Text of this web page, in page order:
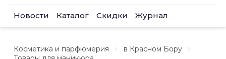
Новости Каталог Скидки Журнал
Косметика и парфюмерия
в Красном Бору